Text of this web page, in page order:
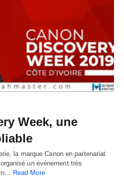
Week, une
la marque Canon en partenariat
un événement très
Read More